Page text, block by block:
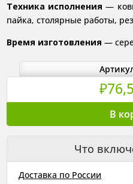
Техника исполнения —
пайка, столярные работы,
Время изготовления —
₽
товара
двуствольное
охотничье,
В
Что
Доставка по России